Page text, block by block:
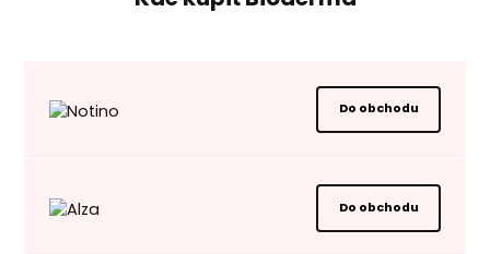
Do obchodu
Do obchodu